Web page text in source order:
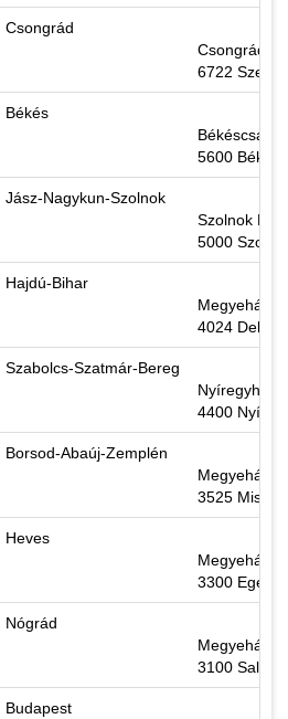
Csongrád
Csongrád
6722
Békés
5600
Jász-Nagykun-Szolnok
Szolnok
5000
Hajdú-Bihar
4024
Szabolcs-Szatmár-Bereg
4400
Borsod-Abaúj-Zemplén
3525
Heves
3300 Eger,
Nógrád
3100
Budapest